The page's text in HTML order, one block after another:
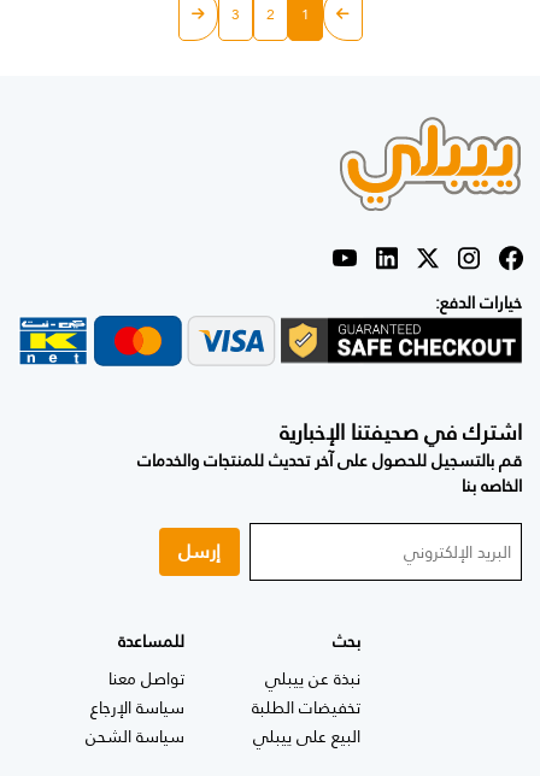
1
2
3
خيارات الدفع:
اشترك في صحيفتنا الإخبارية
قم بالتسجيل للحصول على آخر تحديث للمنتجات والخدمات
الخاصه بنا
إرسل
بحث
نبذة عن ييبلي
تخفيضات الطلبة
البيع على ييبلي
للمساعدة
تواصل معنا
سياسة الإرجاع
سياسة الشحن